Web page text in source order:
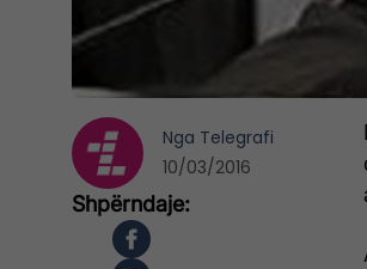
Nga Telegrafi
10/03/2016